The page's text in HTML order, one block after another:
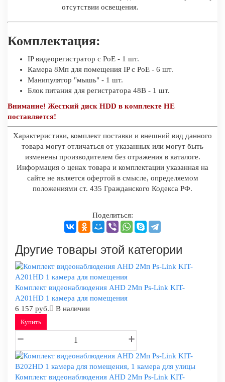
отсутствии освещения.
Комплектация:
IP видеорегистратор с PoE - 1 шт.
Камера 8Мп для помещения IP c PoE - 6 шт.
Манипулятор "мышь" - 1 шт.
Блок питания для регистратора 48В - 1 шт.
Внимание! Жесткий диск HDD в комплекте НЕ
поставляется!
Характеристики, комплект поставки и внешний вид данного
товара могут отличаться от указанных или могут быть
изменены производителем без отражения в каталоге.
Информация о ценах товара и комплектации указанная на
сайте не является офертой в смысле, определяемом
положениями ст. 435 Гражданского Кодекса РФ.
Поделиться:
Другие товары этой категории
Комплект видеонаблюдения AHD 2Мп Ps-Link KIT-
A201HD 1 камера для помещения
6 157 руб.
В наличии
Купить
Комплект видеонаблюдения AHD 2Мп Ps-Link KIT-